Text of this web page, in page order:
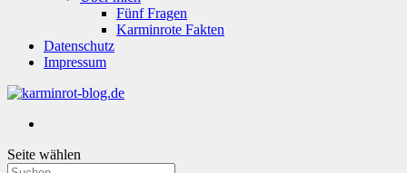
Fünf Fragen
Karminrote Fakten
Datenschutz
Impressum
Seite wählen